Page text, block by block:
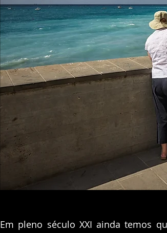
Em pleno século XXI ainda temos